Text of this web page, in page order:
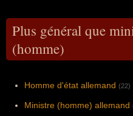
Plus général que
(homme)
Homme d'état allemand (22)
Ministre (homme) allemand